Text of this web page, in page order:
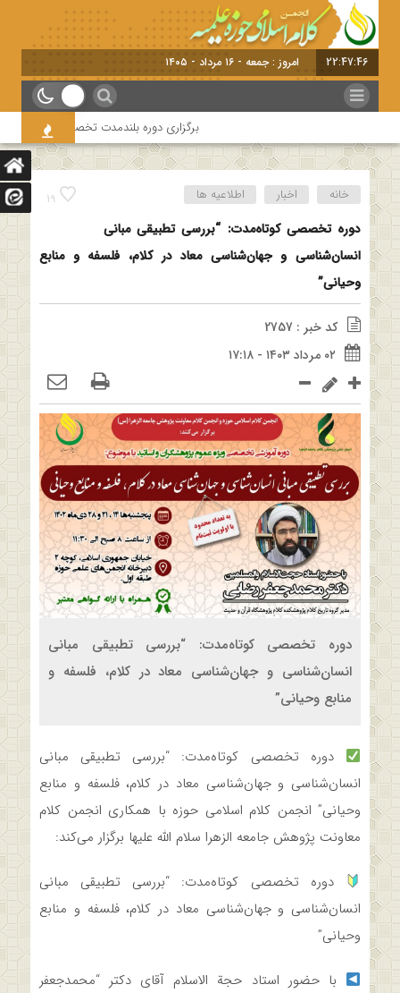
22:47:47 امروز : جمعه - ۱۶ مرداد - ۱۴۰۵
برگزاری دوره بلندمدت تخصصی و کارگاه
19 خانه اخبار اطلاعیه ها
دوره تخصصی کوتاه‌مدت: “بررسی تطبیقی مبانی
انسان‌شناسی و جهان‌شناسی معاد در کلام، فلسفه و منابع
وحیانی”
کد خبر : 2757
۰۲ مرداد ۱۴۰۳ - ۱۷:۱۸
دوره تخصصی کوتاه‌مدت: “بررسی تطبیقی مبانی
انسان‌شناسی و جهان‌شناسی معاد در کلام، فلسفه و
منابع وحیانی”
دوره تخصصی کوتاه‌مدت: “بررسی تطبیقی مبانی
انسان‌شناسی و جهان‌شناسی معاد در کلام، فلسفه و منابع
وحیانی” انجمن کلام اسلامی حوزه با همکاری انجمن کلام
معاونت پژوهش جامعه الزهرا سلام الله علیها برگزار می‌کند:
دوره تخصصی کوتاه‌مدت: “بررسی تطبیقی مبانی
انسان‌شناسی و جهان‌شناسی معاد در کلام، فلسفه و منابع
وحیانی”
با حضور استاد حجة الاسلام آقای دکتر “محمدجعفر